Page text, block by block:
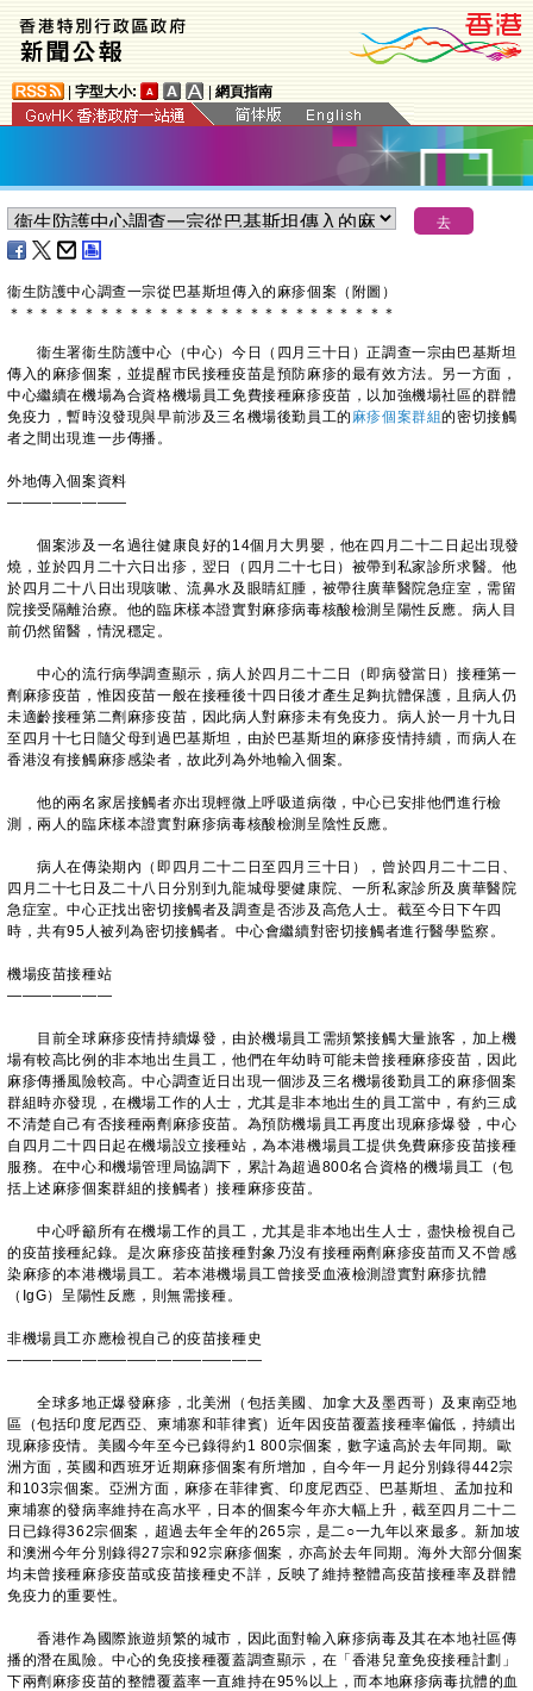
字型大小: 網頁指南
衞生防護中心調查一宗從巴基斯坦傳入的麻疹個案（附圖）
＊ ＊ ＊ ＊ ＊ ＊ ＊ ＊ ＊ ＊ ＊ ＊ ＊ ＊ ＊ ＊ ＊ ＊ ＊ ＊ ＊ ＊ ＊ ＊ ＊ ＊
​衞生署衞生防護中心（中心）今日（四月三十日）正調查一宗由巴基斯坦
傳入的麻疹個案，並提醒市民接種疫苗是預防麻疹的最有效方法。另一方面，
中心繼續在機場為合資格機場員工免費接種麻疹疫苗，以加強機場社區的群體
免疫力，暫時沒發現與早前涉及三名機場後勤員工的 麻疹個案群組的密切接觸
者之間出現進一步傳播。
外地傳入個案資料
————————
個案涉及一名過往健康良好的14個月大男嬰，他在四月二十二日起出現發
燒，並於四月二十六日出疹，翌日（四月二十七日）被帶到私家診所求醫。他
於四月二十八日出現咳嗽、流鼻水及眼睛紅腫，被帶往廣華醫院急症室，需留
院接受隔離治療。他的臨床樣本證實對麻疹病毒核酸檢測呈陽性反應。病人目
前仍然留醫，情況穩定。
中心的流行病學調查顯示，病人於四月二十二日（即病發當日）接種第一
劑麻疹疫苗，惟因疫苗一般在接種後十四日後才產生足夠抗體保護，且病人仍
未適齡接種第二劑麻疹疫苗，因此病人對麻疹未有免疫力。病人於一月十九日
至四月十七日隨父母到過巴基斯坦，由於巴基斯坦的麻疹疫情持續，而病人在
香港沒有接觸麻疹感染者，故此列為外地輸入個案。
他的兩名家居接觸者亦出現輕微上呼吸道病徵，中心已安排他們進行檢
測，兩人的臨床樣本證實對麻疹病毒核酸檢測呈陰性反應。
病人在傳染期內（即四月二十二日至四月三十日），曾於四月二十二日、
四月二十七日及二十八日分別到九龍城母嬰健康院、一所私家診所及廣華醫院
急症室。中心正找出密切接觸者及調查是否涉及高危人士。截至今日下午四
時，共有95人被列為密切接觸者。中心會繼續對密切接觸者進行醫學監察。
機場疫苗接種站
———————
目前全球麻疹疫情持續爆發，由於機場員工需頻繁接觸大量旅客，加上機
場有較高比例的非本地出生員工，他們在年幼時可能未曾接種麻疹疫苗，因此
麻疹傳播風險較高。中心調查近日出現一個涉及三名機場後勤員工的麻疹個案
群組時亦發現，在機場工作的人士，尤其是非本地出生的員工當中，有約三成
不清楚自己有否接種兩劑麻疹疫苗。為預防機場員工再度出現麻疹爆發，中心
自四月二十四日起在機場設立接種站，為本港機場員工提供免費麻疹疫苗接種
服務。在中心和機場管理局協調下，累計為超過800名合資格的機場員工（包
括上述麻疹個案群組的接觸者）接種麻疹疫苗。
中心呼籲所有在機場工作的員工，尤其是非本地出生人士，盡快檢視自己
的疫苗接種紀錄。是次麻疹疫苗接種對象乃沒有接種兩劑麻疹疫苗而又不曾感
染麻疹的本港機場員工。若本港機場員工曾接受血液檢測證實對麻疹抗體
（IgG）呈陽性反應，則無需接種。
非機場員工亦應檢視自己的疫苗接種史
—————————————————
全球多地正爆發麻疹，北美洲（包括美國、加拿大及墨西哥）及東南亞地
區（包括印度尼西亞、柬埔寨和菲律賓）近年因疫苗覆蓋接種率偏低，持續出
現麻疹疫情。美國今年至今已錄得約1 800宗個案，數字遠高於去年同期。歐
洲方面，英國和西班牙近期麻疹個案有所增加，自今年一月起分別錄得442宗
和103宗個案。亞洲方面，麻疹在菲律賓、印度尼西亞、巴基斯坦、孟加拉和
柬埔寨的發病率維持在高水平，日本的個案今年亦大幅上升，截至四月二十二
日已錄得362宗個案，超過去年全年的265宗，是二○一九年以來最多。新加坡
和澳洲今年分別錄得27宗和92宗麻疹個案，亦高於去年同期。海外大部分個案
均未曾接種麻疹疫苗或疫苗接種史不詳，反映了維持整體高疫苗接種率及群體
免疫力的重要性。
香港作為國際旅遊頻繁的城市，因此面對輸入麻疹病毒及其在本地社區傳
播的潛在風險。中心的免疫接種覆蓋調查顯示，在「香港兒童免疫接種計劃」
下兩劑麻疹疫苗的整體覆蓋率一直維持在95%以上，而本地麻疹病毒抗體的血